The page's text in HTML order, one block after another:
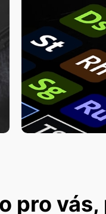
pro vás,